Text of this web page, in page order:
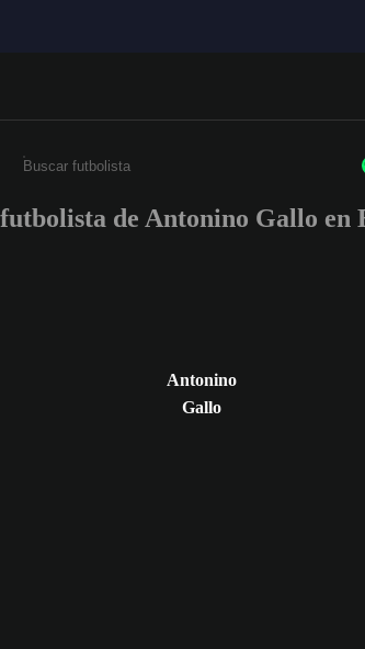
Ingresa un mínimo de 3 caracteres o
de Antonino Gallo
Antonino
Gallo